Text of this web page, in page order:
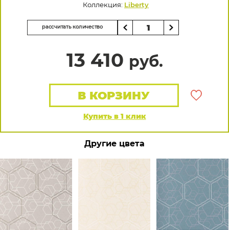
Коллекция: Liberty
рассчитать количество
13 410 руб.
Купить в 1 клик
В КОРЗИНУ
Другие цвета